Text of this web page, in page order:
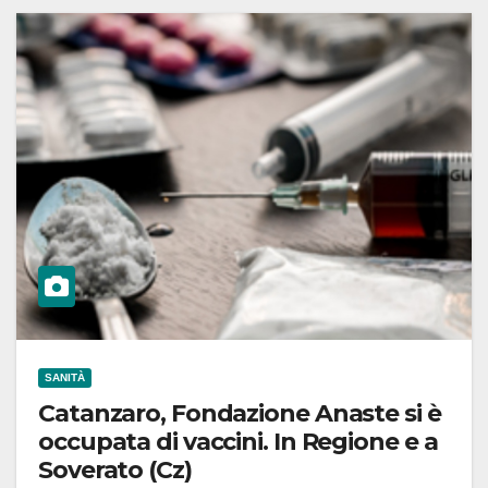
SANITÀ
Catanzaro, Fondazione Anaste si è
occupata di vaccini. In Regione e a
Soverato (Cz)